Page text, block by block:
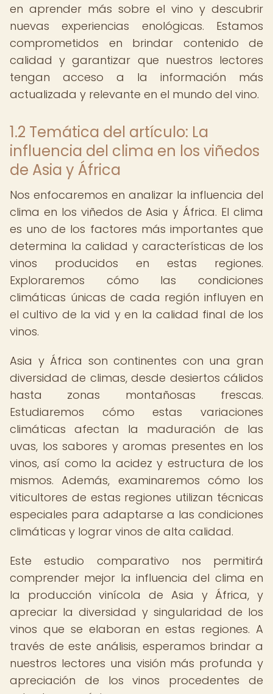
en aprender más sobre el vino y descubrir
nuevas experiencias enológicas. Estamos
comprometidos en brindar contenido de
calidad y garantizar que nuestros lectores
tengan acceso a la información más
actualizada y relevante en el mundo del vino.
1.2 Temática del artículo: La
influencia del clima en los viñedos
de Asia y África
Nos enfocaremos en analizar la influencia del
clima en los viñedos de Asia y África. El clima
es uno de los factores más importantes que
determina la calidad y características de los
vinos producidos en estas regiones.
Exploraremos cómo las condiciones
climáticas únicas de cada región influyen en
el cultivo de la vid y en la calidad final de los
vinos.
Asia y África son continentes con una gran
diversidad de climas, desde desiertos cálidos
hasta zonas montañosas frescas.
Estudiaremos cómo estas variaciones
climáticas afectan la maduración de las
uvas, los sabores y aromas presentes en los
vinos, así como la acidez y estructura de los
mismos. Además, examinaremos cómo los
viticultores de estas regiones utilizan técnicas
especiales para adaptarse a las condiciones
climáticas y lograr vinos de alta calidad.
Este estudio comparativo nos permitirá
comprender mejor la influencia del clima en
la producción vinícola de Asia y África, y
apreciar la diversidad y singularidad de los
vinos que se elaboran en estas regiones. A
través de este análisis, esperamos brindar a
nuestros lectores una visión más profunda y
apreciación de los vinos procedentes de